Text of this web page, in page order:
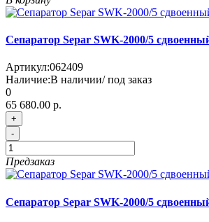
Сепаратор Separ SWK-2000/5
Артикул:062409
Наличие:В наличии/ под заказ
0
65 680.00 р.
+
-
Предзаказ
Сепаратор Separ SWK-2000/5